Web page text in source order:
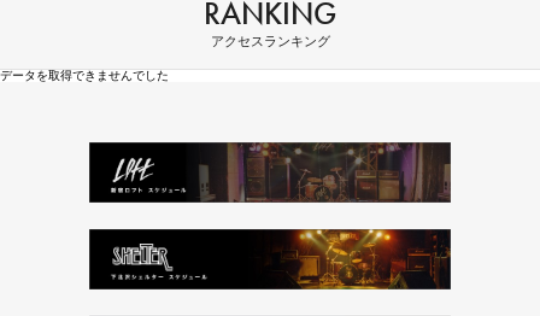
RANKING
アクセスランキング
データを取得できませんでした